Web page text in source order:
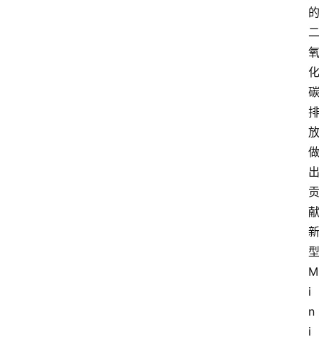
的
二
氧
化
碳
排
放
做
出
贡
献
新
型
M
i
n
i